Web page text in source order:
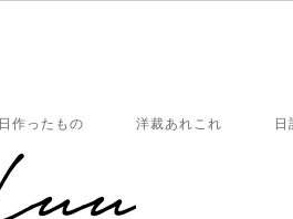
作ったもの 洋裁あれこれ 日